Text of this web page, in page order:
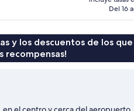
Del 16
y los descuentos de los que
recompensas!